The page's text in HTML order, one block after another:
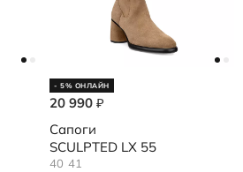
- 5% ОНЛАЙН
20 990 ₽
Сапоги
SCULPTED LX 55
40 41